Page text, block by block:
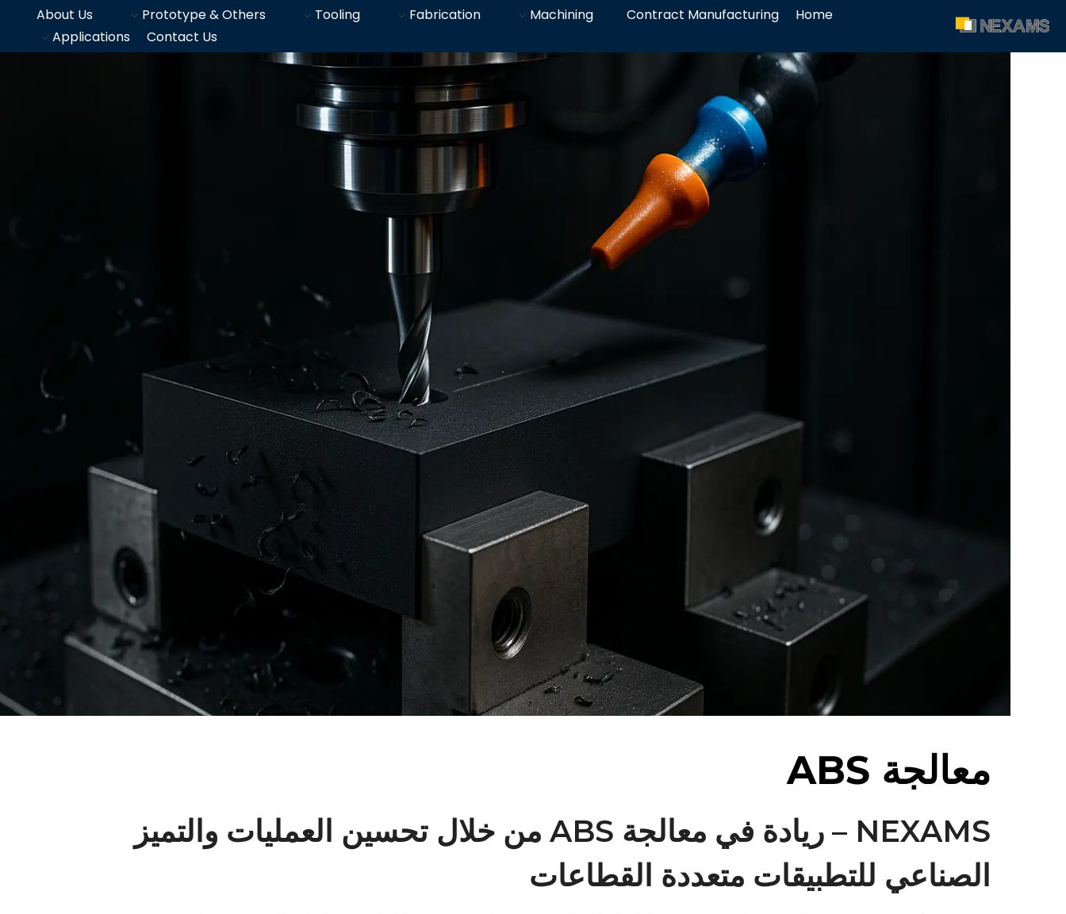
NEXAMS
Home
Contract Manufacturing
Machining
Fabrication
Tooling
Prototype & Others
About Us
Contact Us
Applications
معالجة ABS
NEXAMS – ريادة في معالجة ABS من خلال تحسين العمليات والتميز
الصناعي للتطبيقات متعددة القطاعات